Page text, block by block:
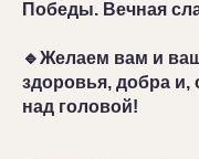
Победы. Вечная
🔹Желаем вам и
здоровья, добра и,
над головой!